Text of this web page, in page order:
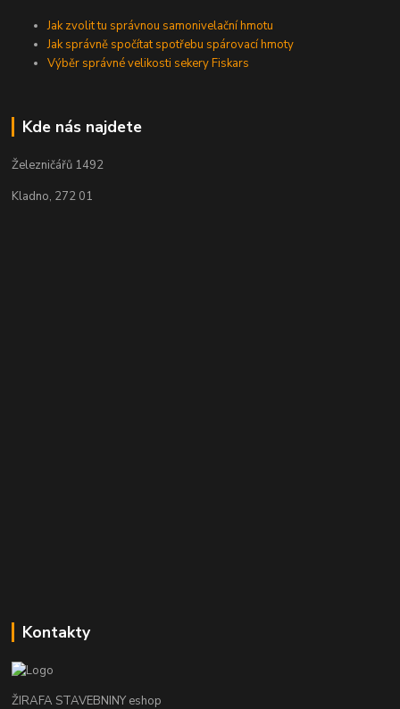
Jak zvolit tu správnou samonivelační hmotu
Jak správně spočítat spotřebu spárovací hmoty
Výběr správné velikosti sekery Fiskars
Kde nás najdete
Železničářů 1492
Kladno, 272 01
Kontakty
ŽIRAFA STAVEBNINY eshop